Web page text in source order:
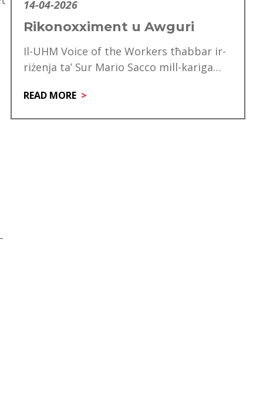
14-04-2026
Rikonoxximent u Awguri
Il-UHM Voice of the Workers tħabbar ir-
riżenja ta’ Sur Mario Sacco mill-kariga
servizz tiegħu,…
READ MORE